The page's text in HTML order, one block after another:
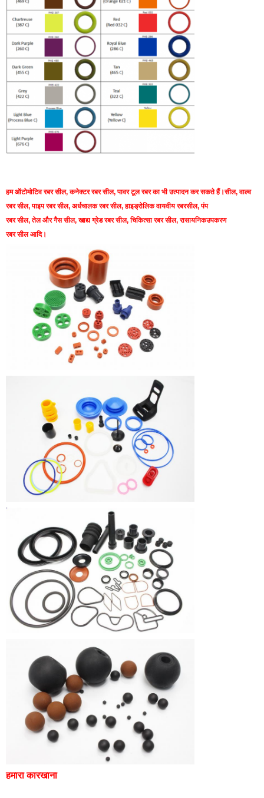
एक संदेश छोड़ें
हम ऑटोमोटिव रबर सील, कनेक्टर रबर सील, पावर टूल रबर का भी उत्पादन कर सकते हैं।सील, वाल्व
रबर सील, पाइप रबर सील, अर्धचालक रबर सील, हाइड्रोलिक वायवीय रबरसील, पंप
रबर सील, तेल और गैस सील, खाद्य ग्रेड रबर सील, चिकित्सा रबर सील, रासायनिकउपकरण
रबर सील आदि।
हमारा कारखाना